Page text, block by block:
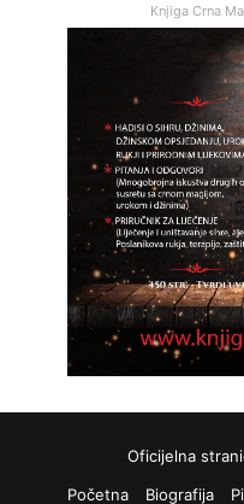
Knjiga Crna
Oficijelna
Početna
Biografija